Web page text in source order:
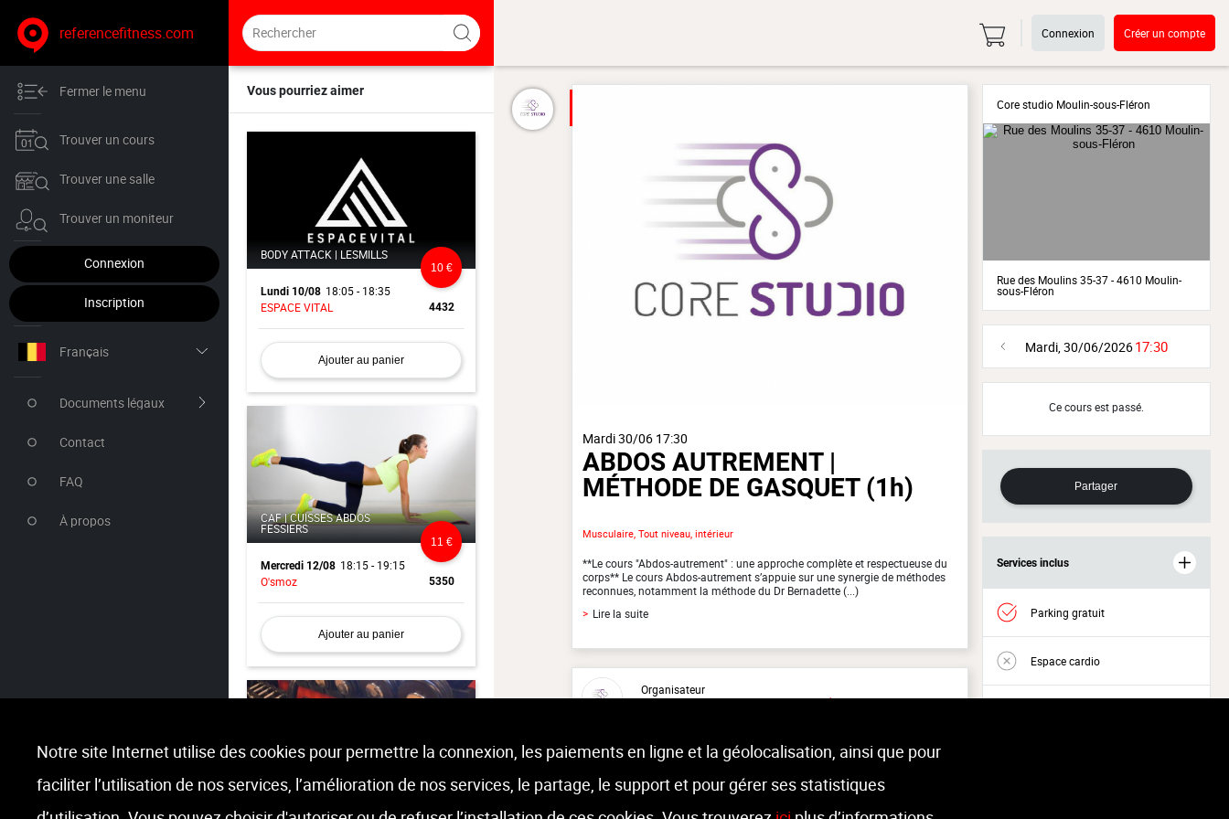
referencefitness.com
Fermer le menu
Trouver un cours
Trouver une salle
Trouver un moniteur
Connexion
Inscription
Français
Documents légaux
Contact
FAQ
À propos
Vous pourriez aimer
BODY ATTACK | LESMILLS
Lundi 10/08 18:05 - 18:35
ESPACE VITAL
4432
10 €
Ajouter au panier
CAF | CUISSES ABDOS
FESSIERS
Mercredi 12/08 18:15 - 19:15
O'smoz
5350
11 €
Ajouter au panier
11 €
Connexion Créer un compte
Mardi 30/06 17:30
ABDOS AUTREMENT |
MÉTHODE DE GASQUET(1h)
Musculaire, Tout niveau, intérieur
**Le cours "Abdos-autrement" : une approche complète et respectueuse du
corps** Le cours Abdos-autrement s’appuie sur une synergie de méthodes
reconnues, notamment la méthode du Dr Bernadette (...)
> Lire la suite
Organisateur
CORE STUDIO MOULIN-SOUS-FLÉRON
Moniteur
Core studio Moulin-sous-Fléron
Rue des Moulins 35-37 - 4610 Moulin-
sous-Fléron
Mardi, 30/06/202617:30
Ce cours est passé.
Partager
Services inclus
Parking gratuit
Espace cardio
Notre site Internet utilise des cookies pour permettre la connexion, les paiements en ligne et la géolocalisation, ainsi que pour
faciliter l’utilisation de nos services, l’amélioration de nos services, le partage, le support et pour gérer ses statistiques